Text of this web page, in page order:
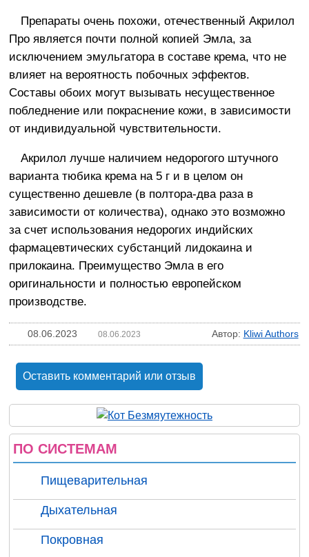
Препараты очень похожи, отечественный Акрилол
Про является почти полной копией Эмла, за
исключением эмульгатора в составе крема, что не
влияет на вероятность побочных эффектов.
Составы обоих могут вызывать несущественное
побледнение или покраснение кожи, в зависимости
от индивидуальной чувствительности.
Акрилол лучше наличием недорогого штучного
варианта тюбика крема на 5 г и в целом он
существенно дешевле (в полтора-два раза в
зависимости от количества), однако это возможно
за счет использования недорогих индийских
фармацевтических субстанций лидокаина и
прилокаина. Преимущество Эмла в его
оригинальности и полностью европейском
производстве.
08.06.2023 08.06.2023 Автор: Kliwi Authors
Оставить комментарий или отзыв
ПО СИСТЕМАМ
Пищеварительная
Дыхательная
Покровная